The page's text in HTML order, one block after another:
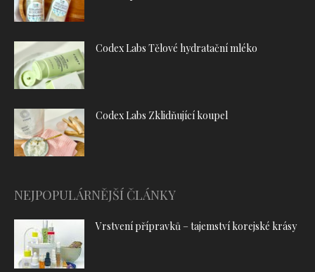
Codex Labs Tělové hydratační mléko
Codex Labs Zklidňující koupel
NEJPOPULÁRNĚJŠÍ ČLÁNKY
Vrstvení přípravků – tajemství korejské krásy